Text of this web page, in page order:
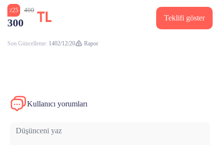
400 ٪25
300 Teklifi göster
Son Güncelleme: 1402/12/20 Rapor
Kullanıcı yorumları